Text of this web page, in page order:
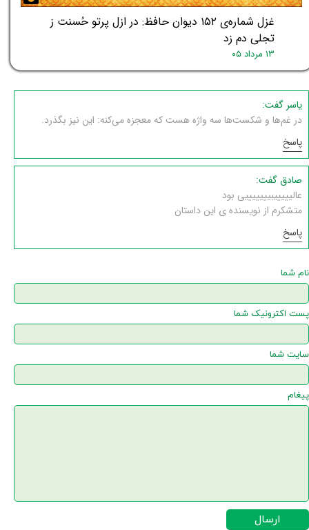
★★
غزل شماره‌ی ۱۵۲ دیوان حافظ: در ازل پرتو حُسنت ز
تجلی دم زد
۱۳ مرداد ۰۵
یاسر گفت:
در غم‌ها و شکست‌ها سه واژه هست که معجزه می‌کنه: این نیز بگذرد.
پاسخ
صادق گفت:
عالیییییبیییییییی بود
متشکرم از نویسنده ی این داستان
پاسخ
نام شما
پست اکترونیک شما
سایت شما
پیغام
ارسال